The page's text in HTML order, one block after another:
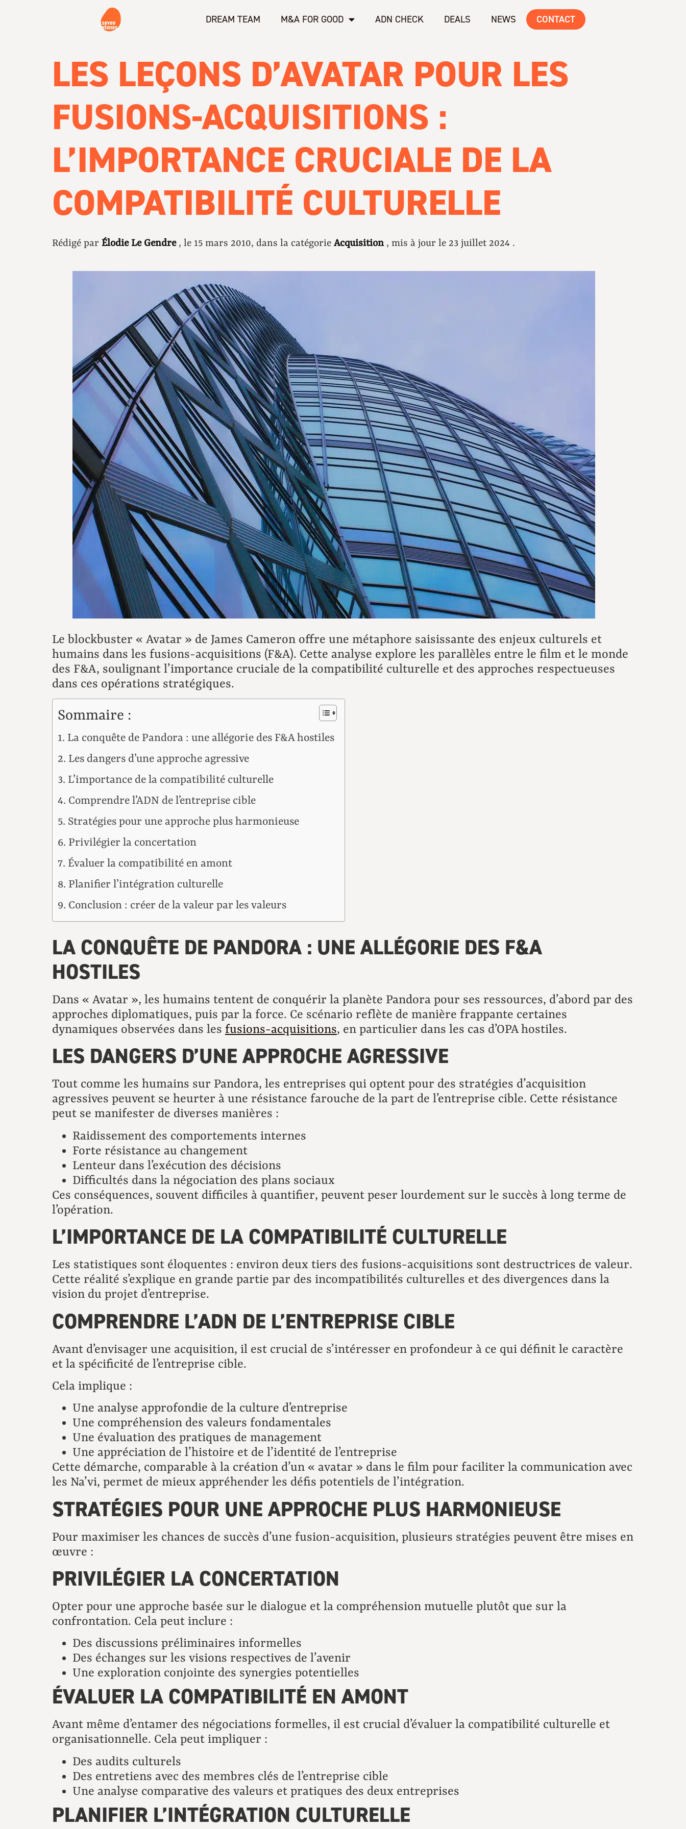
DREAM TEAM M&A FOR GOOD ADN CHECK DEALS NEWS CONTACT
LES LEÇONS D’AVATAR POUR LES
FUSIONS-ACQUISITIONS :
L’IMPORTANCE CRUCIALE DE LA
COMPATIBILITÉ CULTURELLE
Rédigé par Élodie Le Gendre , le 15 mars 2010, dans la catégorie Acquisition, mis à jour le 23 juillet 2024 .
Le blockbuster « Avatar » de James Cameron offre une métaphore saisissante des enjeux culturels et
humains dans les fusions-acquisitions (F&A). Cette analyse explore les parallèles entre le film et le monde
des F&A, soulignant l’importance cruciale de la compatibilité culturelle et des approches respectueuses
dans ces opérations stratégiques.
Sommaire :
La conquête de Pandora : une allégorie des F&A hostiles
Les dangers d’une approche agressive
L’importance de la compatibilité culturelle
Comprendre l’ADN de l’entreprise cible
Stratégies pour une approche plus harmonieuse
Privilégier la concertation
Évaluer la compatibilité en amont
Planifier l’intégration culturelle
Conclusion : créer de la valeur par les valeurs
LA CONQUÊTE DE PANDORA : UNE ALLÉGORIE DES F&A
HOSTILES
Dans « Avatar », les humains tentent de conquérir la planète Pandora pour ses ressources, d’abord par des
approches diplomatiques, puis par la force. Ce scénario reflète de manière frappante certaines
dynamiques observées dans les fusions-acquisitions, en particulier dans les cas d’OPA hostiles.
LES DANGERS D’UNE APPROCHE AGRESSIVE
Tout comme les humains sur Pandora, les entreprises qui optent pour des stratégies d’acquisition
agressives peuvent se heurter à une résistance farouche de la part de l’entreprise cible. Cette résistance
peut se manifester de diverses manières :
Raidissement des comportements internes
Forte résistance au changement
Lenteur dans l’exécution des décisions
Difficultés dans la négociation des plans sociaux
Ces conséquences, souvent difficiles à quantifier, peuvent peser lourdement sur le succès à long terme de
l’opération.
L’IMPORTANCE DE LA COMPATIBILITÉ CULTURELLE
Les statistiques sont éloquentes : environ deux tiers des fusions-acquisitions sont destructrices de valeur.
Cette réalité s’explique en grande partie par des incompatibilités culturelles et des divergences dans la
vision du projet d’entreprise.
COMPRENDRE L’ADN DE L’ENTREPRISE CIBLE
Avant d’envisager une acquisition, il est crucial de s’intéresser en profondeur à ce qui définit le caractère
et la spécificité de l’entreprise cible.
Cela implique :
Une analyse approfondie de la culture d’entreprise
Une compréhension des valeurs fondamentales
Une évaluation des pratiques de management
Une appréciation de l’histoire et de l’identité de l’entreprise
Cette démarche, comparable à la création d’un « avatar » dans le film pour faciliter la communication avec
les Na’vi, permet de mieux appréhender les défis potentiels de l’intégration.
STRATÉGIES POUR UNE APPROCHE PLUS HARMONIEUSE
Pour maximiser les chances de succès d’une fusion-acquisition, plusieurs stratégies peuvent être mises en
œuvre :
PRIVILÉGIER LA CONCERTATION
Opter pour une approche basée sur le dialogue et la compréhension mutuelle plutôt que sur la
confrontation. Cela peut inclure :
Des discussions préliminaires informelles
Des échanges sur les visions respectives de l’avenir
Une exploration conjointe des synergies potentielles
ÉVALUER LA COMPATIBILITÉ EN AMONT
Avant même d’entamer des négociations formelles, il est crucial d’évaluer la compatibilité culturelle et
organisationnelle. Cela peut impliquer :
Des audits culturels
Des entretiens avec des membres clés de l’entreprise cible
Une analyse comparative des valeurs et pratiques des deux entreprises
PLANIFIER L’INTÉGRATION CULTURELLE